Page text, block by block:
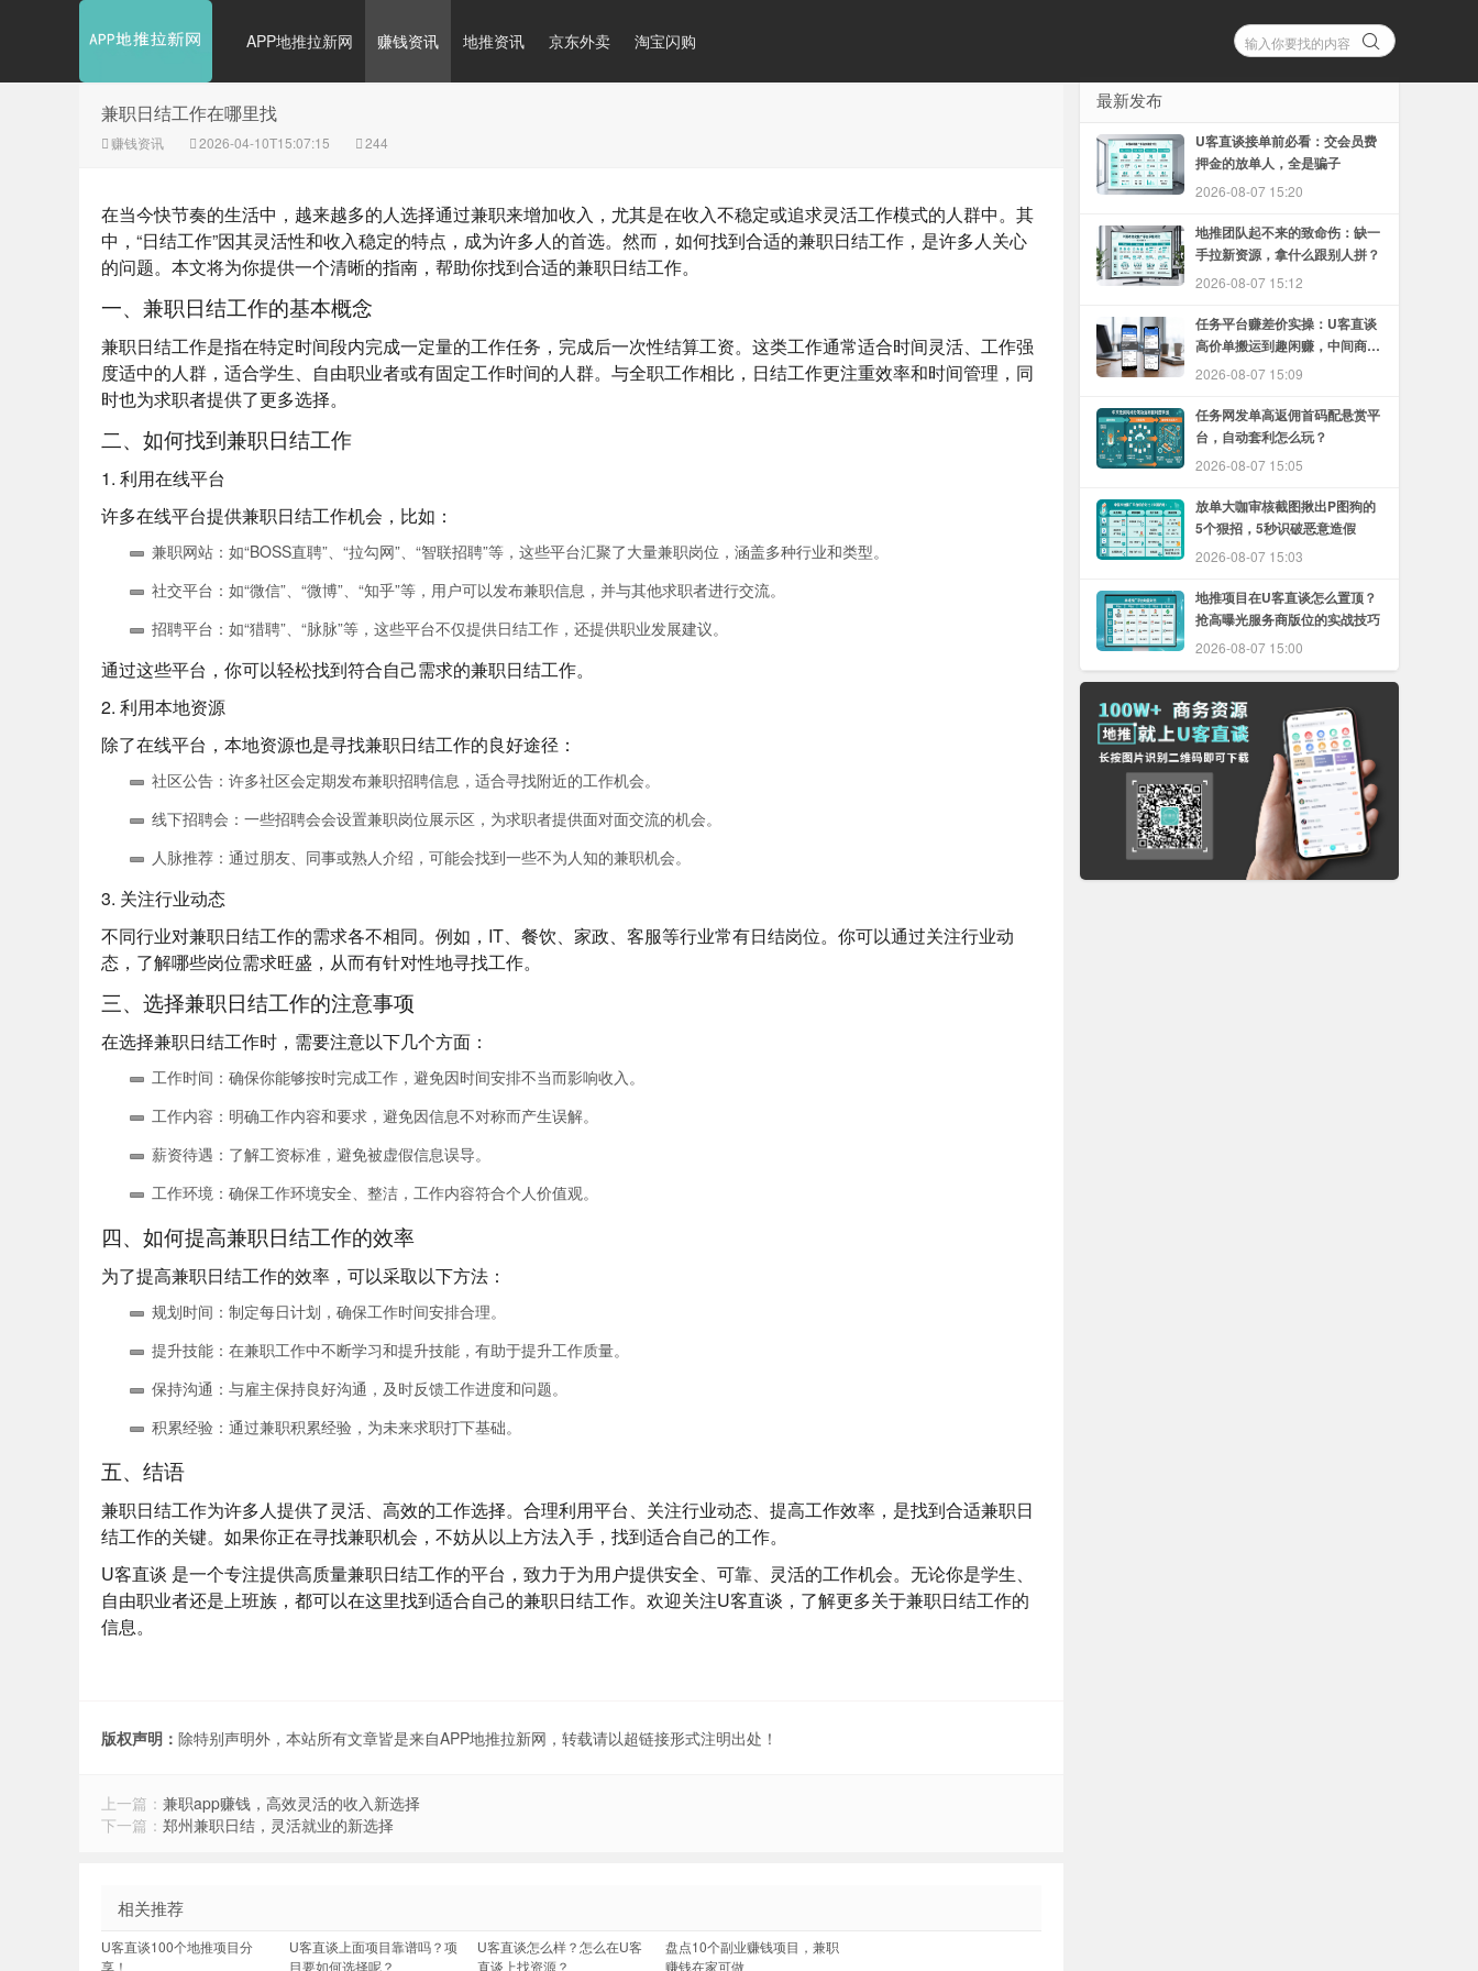
APP地推拉新网 赚钱资讯 地推资讯 京东外卖 淘宝闪购
兼职日结工作在哪里找
赚钱资讯 2026-04-10T15:07:15 244
在当今快节奏的生活中，越来越多的人选择通过兼职来增加收入，尤其是在收入不稳定或追求灵活工作模式的人群中。其
中，“日结工作”因其灵活性和收入稳定的特点，成为许多人的首选。然而，如何找到合适的兼职日结工作，是许多人关心
的问题。本文将为你提供一个清晰的指南，帮助你找到合适的兼职日结工作。
一、兼职日结工作的基本概念
兼职日结工作是指在特定时间段内完成一定量的工作任务，完成后一次性结算工资。这类工作通常适合时间灵活、工作强
度适中的人群，适合学生、自由职业者或有固定工作时间的人群。与全职工作相比，日结工作更注重效率和时间管理，同
时也为求职者提供了更多选择。
二、如何找到兼职日结工作
1. 利用在线平台
许多在线平台提供兼职日结工作机会，比如：
兼职网站 ：如“BOSS直聘”、“拉勾网”、“智联招聘”等，这些平台汇聚了大量兼职岗位，涵盖多种行业和类型。
社交平台 ：如“微信”、“微博”、“知乎”等，用户可以发布兼职信息，并与其他求职者进行交流。
招聘平台 ：如“猎聘”、“脉脉”等，这些平台不仅提供日结工作，还提供职业发展建议。
通过这些平台，你可以轻松找到符合自己需求的兼职日结工作。
2. 利用本地资源
除了在线平台，本地资源也是寻找兼职日结工作的良好途径：
社区公告 ：许多社区会定期发布兼职招聘信息，适合寻找附近的工作机会。
线下招聘会 ：一些招聘会会设置兼职岗位展示区，为求职者提供面对面交流的机会。
人脉推荐 ：通过朋友、同事或熟人介绍，可能会找到一些不为人知的兼职机会。
3. 关注行业动态
不同行业对兼职日结工作的需求各不相同。例如，IT、餐饮、家政、客服等行业常有日结岗位。你可以通过关注行业动
态，了解哪些岗位需求旺盛，从而有针对性地寻找工作。
三、选择兼职日结工作的注意事项
在选择兼职日结工作时，需要注意以下几个方面：
工作时间 ：确保你能够按时完成工作，避免因时间安排不当而影响收入。
工作内容 ：明确工作内容和要求，避免因信息不对称而产生误解。
薪资待遇 ：了解工资标准，避免被虚假信息误导。
工作环境 ：确保工作环境安全、整洁，工作内容符合个人价值观。
四、如何提高兼职日结工作的效率
为了提高兼职日结工作的效率，可以采取以下方法：
规划时间 ：制定每日计划，确保工作时间安排合理。
提升技能 ：在兼职工作中不断学习和提升技能，有助于提升工作质量。
保持沟通 ：与雇主保持良好沟通，及时反馈工作进度和问题。
积累经验 ：通过兼职积累经验，为未来求职打下基础。
五、结语
兼职日结工作为许多人提供了灵活、高效的工作选择。合理利用平台、关注行业动态、提高工作效率，是找到合适兼职日
结工作的关键。如果你正在寻找兼职机会，不妨从以上方法入手，找到适合自己的工作。
U客直谈 是一个专注提供高质量兼职日结工作的平台，致力于为用户提供安全、可靠、灵活的工作机会。无论你是学生、
自由职业者还是上班族，都可以在这里找到适合自己的兼职日结工作。欢迎关注U客直谈，了解更多关于兼职日结工作的
信息。
版权声明： 除特别声明外，本站所有文章皆是来自APP地推拉新网，转载请以超链接形式注明出处！
上一篇： 兼职app赚钱，高效灵活的收入新选择
下一篇： 郑州兼职日结，灵活就业的新选择
相关推荐
U客直谈100个地推项目分
享！
U客直谈上面项目靠谱吗？项
目要如何选择呢？
U客直谈怎么样？怎么在U客
直谈上找资源？
盘点10个副业赚钱项目，兼职
赚钱在家可做
最新发布
U客直谈接单前必看：交会员费
押金的放单人，全是骗子
2026-08-07 15:20
地推团队起不来的致命伤：缺一
手拉新资源，拿什么跟别人拼？
2026-08-07 15:12
任务平台赚差价实操：U客直谈
高价单搬运到趣闲赚，中间商怎
么赚
2026-08-07 15:09
任务网发单高返佣首码配悬赏平
台，自动套利怎么玩？
2026-08-07 15:05
放单大咖审核截图揪出P图狗的
5个狠招，5秒识破恶意造假
2026-08-07 15:03
地推项目在U客直谈怎么置顶？
抢高曝光服务商版位的实战技巧
2026-08-07 15:00